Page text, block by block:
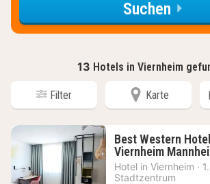
Suchen
13 Hotels in Viernheim
Filter Karte
Best Western Hotel
Viernheim
Hotel in Viernheim ·
Stadtzentrum